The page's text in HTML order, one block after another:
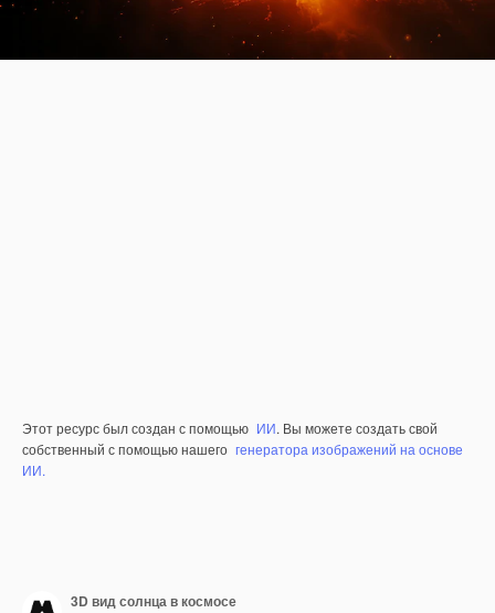
Этот ресурс был создан с помощью ИИ. Вы можете создать свой
собственный с помощью нашего генератора изображений на основе
ИИ.
3D вид солнца в космосе